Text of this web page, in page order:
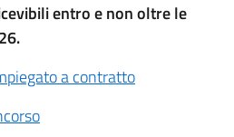
entro e non oltre le
a contratto